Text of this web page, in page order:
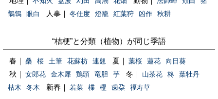
鶺鴒
眼白 人事｜ 冬仕度 燈籠 紅葉狩 凶作 秋耕
“桔梗”と分類（植物）が同じ季語
春｜ 桑 桜 土筆 花蘇枋 連翹 夏｜ 葉桜 蓮花 向日葵
秋｜ 女郎花 金木犀 鶏頭 竜胆 芋 冬｜ 山茶花 柊
葉牡丹
枯木
冬木 新春｜ 若菜 楪 橙 歯朶 福寿草